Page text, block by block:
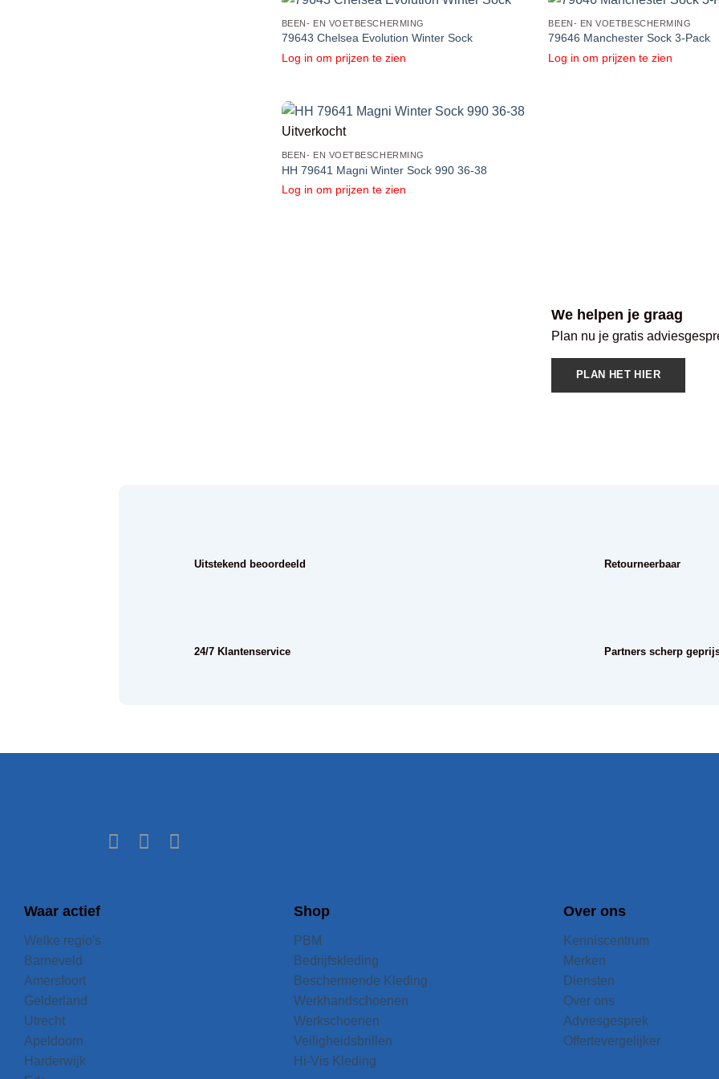
BEEN- EN VOETBESCHERMING
79643 Chelsea Evolution Winter Sock
Log in om prijzen te zien
BEEN- EN VOETBESCHERMING
79646 Manchester Sock 3-Pack
Log in om prijzen te zien
Uitverkocht
BEEN- EN VOETBESCHERMING
HH 79641 Magni Winter Sock 990 36-38
Log in om prijzen te zien
We helpen je graag
Plan nu je gratis
PLAN HET HIER
Uitstekend beoordeeld
24/7 Klantenservice
Retourneerbaar
Partners scherp
Waar actief
Welke regio's
Barneveld
Amersfoort
Gelderland
Utrecht
Apeldoorn
Harderwijk
Shop
PBM
Bedrijfskleding
Beschermende Kleding
Werkhandschoenen
Werkschoenen
Veiligheidsbrillen
Hi-Vis Kleding
Over ons
Kenniscentrum
Merken
Diensten
Over ons
Adviesgesprek
Offertevergelijker